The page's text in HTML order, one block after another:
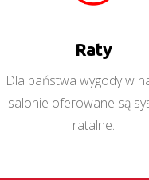
Raty
Dla państwa wygody w
salonie oferowane są
ratalne.